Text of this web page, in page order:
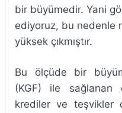
bir büyümedir. Yani
ediyoruz, bu nedenle
yüksek çıkmıştır.
Bu ölçüde bir
(KGF) ile sağlanan
krediler ve teşvikler